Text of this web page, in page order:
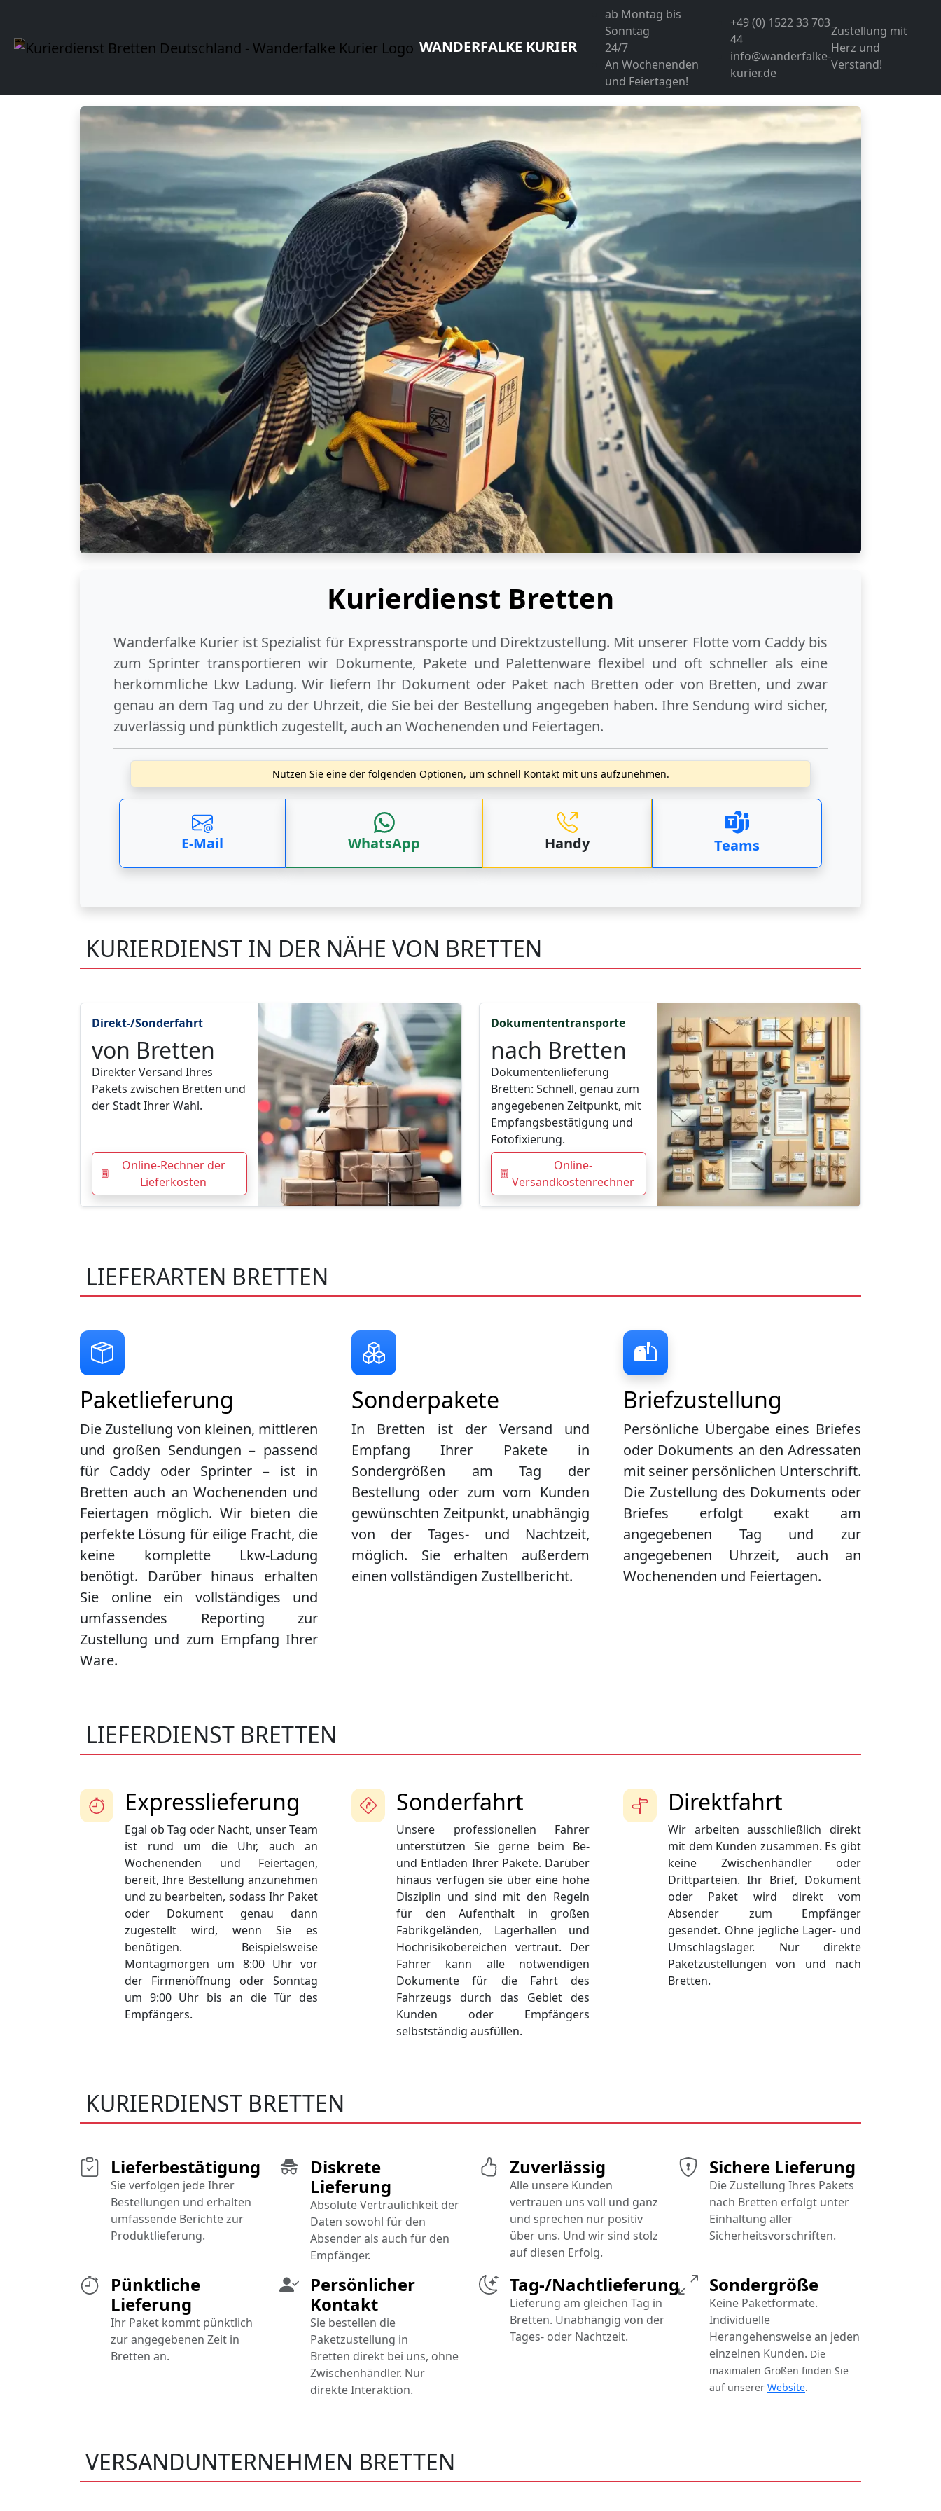
WANDERFALKE KURIER
ab Montag bis
Sonntag
24/7
An Wochenenden
und Feiertagen!
+49 (0) 1522 33 703
44
info@wanderfalke-
kurier.de
Zustellung mit
Herz und
Verstand!
Kurierdienst Bretten
Wanderfalke Kurier ist Spezialist für Expresstransporte und Direktzustellung. Mit unserer Flotte vom Caddy bis
zum Sprinter transportieren wir Dokumente, Pakete und Palettenware flexibel und oft schneller als eine
herkömmliche Lkw Ladung. Wir liefern Ihr Dokument oder Paket nach Bretten oder von Bretten, und zwar
genau an dem Tag und zu der Uhrzeit, die Sie bei der Bestellung angegeben haben. Ihre Sendung wird sicher,
zuverlässig und pünktlich zugestellt, auch an Wochenenden und Feiertagen.
Nutzen Sie eine der folgenden Optionen, um schnell Kontakt mit uns aufzunehmen.
E-Mail WhatsApp Handy Teams
KURIERDIENST IN DER NÄHE VON BRETTEN
Direkt-/Sonderfahrt
von Bretten
Direkter Versand Ihres
Pakets zwischen Bretten und
der Stadt Ihrer Wahl.
Online-Rechner der
Lieferkosten
Dokumententransporte
nach Bretten
Dokumentenlieferung
Bretten: Schnell, genau zum
angegebenen Zeitpunkt, mit
Empfangsbestätigung und
Fotofixierung.
Online-
Versandkostenrechner
LIEFERARTEN BRETTEN
Briefzustellung
Persönliche Übergabe eines Briefes
oder Dokuments an den Adressaten
mit seiner persönlichen Unterschrift.
Die Zustellung des Dokuments oder
Briefes erfolgt exakt am
angegebenen Tag und zur
angegebenen Uhrzeit, auch an
Wochenenden und Feiertagen.
Paketlieferung
Die Zustellung von kleinen, mittleren
und großen Sendungen – passend
für Caddy oder Sprinter – ist in
Bretten auch an Wochenenden und
Feiertagen möglich. Wir bieten die
perfekte Lösung für eilige Fracht, die
keine komplette Lkw-Ladung
benötigt. Darüber hinaus erhalten
Sie online ein vollständiges und
umfassendes Reporting zur
Zustellung und zum Empfang Ihrer
Ware.
Sonderpakete
In Bretten ist der Versand und
Empfang Ihrer Pakete in
Sondergrößen am Tag der
Bestellung oder zum vom Kunden
gewünschten Zeitpunkt, unabhängig
von der Tages- und Nachtzeit,
möglich. Sie erhalten außerdem
einen vollständigen Zustellbericht.
LIEFERDIENST BRETTEN
Sonderfahrt
Unsere professionellen Fahrer
unterstützen Sie gerne beim Be-
und Entladen Ihrer Pakete. Darüber
hinaus verfügen sie über eine hohe
Disziplin und sind mit den Regeln
für den Aufenthalt in großen
Fabrikgeländen, Lagerhallen und
Hochrisikobereichen vertraut. Der
Fahrer kann alle notwendigen
Dokumente für die Fahrt des
Fahrzeugs durch das Gebiet des
Kunden oder Empfängers
selbstständig ausfüllen.
Direktfahrt
Wir arbeiten ausschließlich direkt
mit dem Kunden zusammen. Es gibt
keine Zwischenhändler oder
Drittparteien. Ihr Brief, Dokument
oder Paket wird direkt vom
Absender zum Empfänger
gesendet. Ohne jegliche Lager- und
Umschlagslager. Nur direkte
Paketzustellungen von und nach
Bretten.
Expresslieferung
Egal ob Tag oder Nacht, unser Team
ist rund um die Uhr, auch an
Wochenenden und Feiertagen,
bereit, Ihre Bestellung anzunehmen
und zu bearbeiten, sodass Ihr Paket
oder Dokument genau dann
zugestellt wird, wenn Sie es
benötigen. Beispielsweise
Montagmorgen um 8:00 Uhr vor
der Firmenöffnung oder Sonntag
um 9:00 Uhr bis an die Tür des
Empfängers.
KURIERDIENST BRETTEN
Pünktliche
Lieferung
Ihr Paket kommt pünktlich
zur angegebenen Zeit in
Bretten an.
Sichere Lieferung
Die Zustellung Ihres Pakets
nach Bretten erfolgt unter
Einhaltung aller
Sicherheitsvorschriften.
Diskrete
Lieferung
Absolute Vertraulichkeit der
Daten sowohl für den
Absender als auch für den
Empfänger.
Tag-/Nachtlieferung
Lieferung am gleichen Tag in
Bretten. Unabhängig von der
Tages- oder Nachtzeit.
Persönlicher
Kontakt
Sie bestellen die
Paketzustellung in
Bretten direkt bei uns, ohne
Zwischenhändler. Nur
direkte Interaktion.
Sondergröße
Keine Paketformate.
Individuelle
Herangehensweise an jeden
einzelnen Kunden. Die
maximalen Größen finden Sie
auf unserer Website.
Lieferbestätigung
Sie verfolgen jede Ihrer
Bestellungen und erhalten
umfassende Berichte zur
Produktlieferung.
Zuverlässig
Alle unsere Kunden
vertrauen uns voll und ganz
und sprechen nur positiv
über uns. Und wir sind stolz
auf diesen Erfolg.
VERSANDUNTERNEHMEN BRETTEN